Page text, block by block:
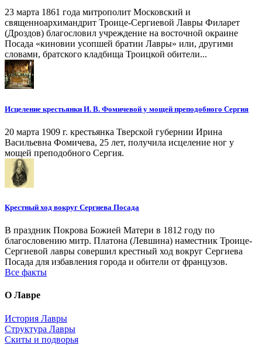
23 марта 1861 года митрополит Московский и
священноархимандрит Троице-Сергиевой Лавры Филарет
(Дроздов) благословил учреждение на восточной окраине
Посада «киновии усопшей братии Лавры» или, другими
словами, братского кладбища Троицкой обители...
Исцеление крестьянки И. В. Фомичевой у мощей преподобного Сергия
20 марта 1909 г. крестьянка Тверской губернии Ирина
Васильевна Фомичева, 25 лет, получила исцеление ног у
мощей преподобного Сергия.
Крестный ход вокруг Сергиева Посада
В праздник Покрова Божией Матери в 1812 году по
благословению митр. Платона (Левшина) наместник Троице-
Сергиевой лавры совершил крестный ход вокруг Сергиева
Посада для избавления города и обители от французов.
Все факты
О Лавре
История Лавры
Структура Лавры
Скиты и подворья